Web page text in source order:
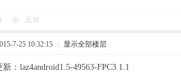
反对
7-25 10:32:15 显示全部楼层
：laz4android1.5-49563-FPC3.1.1